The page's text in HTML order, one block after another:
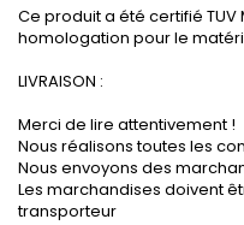
Ce produit a été certifié TUV
homologation pour le
LIVRAISON :
Merci de lire attentivement !
Nous réalisons toutes les
Nous envoyons des
Les marchandises doivent
transporteur